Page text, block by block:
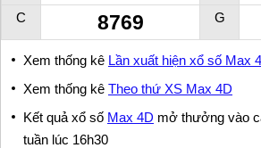
C 8769 G
Xem thống kê Lần xuất hiện xổ số Max
Xem thống kê Theo thứ XS Max 4D
Kết quả xổ số Max 4D mở thưởng vào
tuần lúc 16h30